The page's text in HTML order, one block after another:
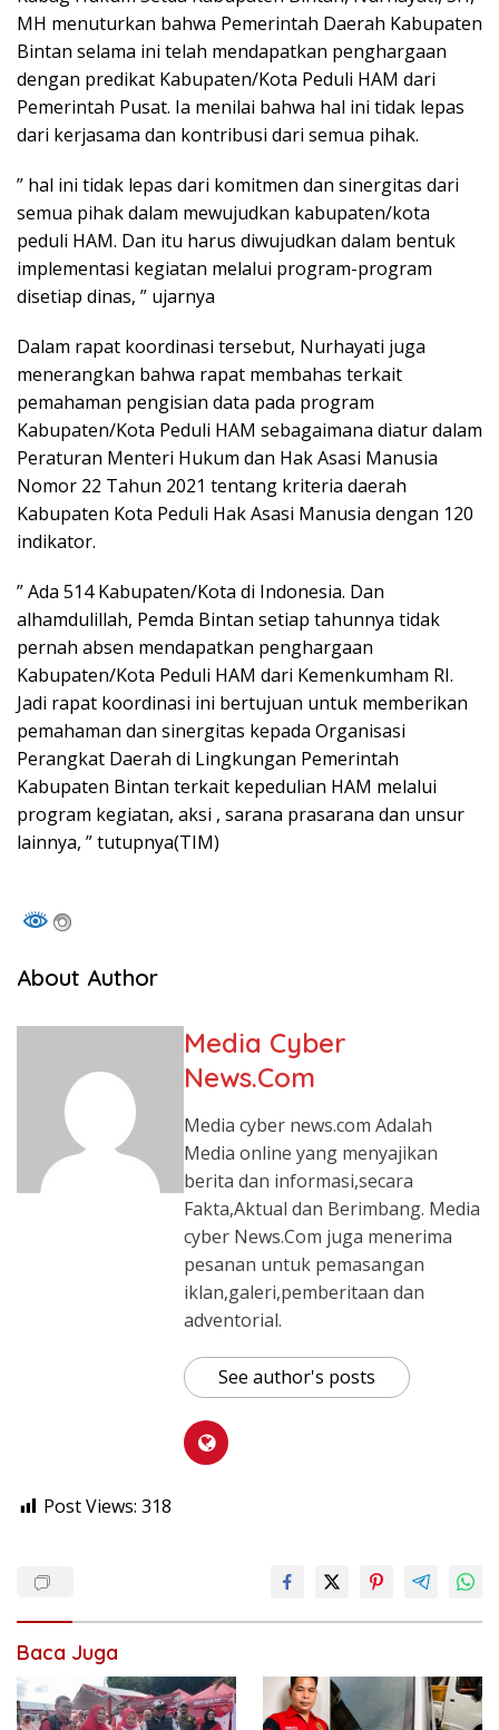
MH menuturkan bahwa Pemerintah Daerah Kabupaten
Bintan selama ini telah mendapatkan penghargaan
dengan predikat Kabupaten/Kota Peduli HAM dari
Pemerintah Pusat. Ia menilai bahwa hal ini tidak lepas
dari kerjasama dan kontribusi dari semua pihak.
” hal ini tidak lepas dari komitmen dan sinergitas dari
semua pihak dalam mewujudkan kabupaten/kota
peduli HAM. Dan itu harus diwujudkan dalam bentuk
implementasi kegiatan melalui program-program
disetiap dinas, ” ujarnya
Dalam rapat koordinasi tersebut, Nurhayati juga
menerangkan bahwa rapat membahas terkait
pemahaman pengisian data pada program
Kabupaten/Kota Peduli HAM sebagaimana diatur dalam
Peraturan Menteri Hukum dan Hak Asasi Manusia
Nomor 22 Tahun 2021 tentang kriteria daerah
Kabupaten Kota Peduli Hak Asasi Manusia dengan 120
indikator.
” Ada 514 Kabupaten/Kota di Indonesia. Dan
alhamdulillah, Pemda Bintan setiap tahunnya tidak
pernah absen mendapatkan penghargaan
Kabupaten/Kota Peduli HAM dari Kemenkumham RI.
Jadi rapat koordinasi ini bertujuan untuk memberikan
pemahaman dan sinergitas kepada Organisasi
Perangkat Daerah di Lingkungan Pemerintah
Kabupaten Bintan terkait kepedulian HAM melalui
program kegiatan, aksi , sarana prasarana dan unsur
lainnya, ” tutupnya(TIM)
About Author
Media Cyber
News.Com
Media cyber news.com Adalah
Media online yang menyajikan
berita dan informasi,secara
Fakta,Aktual dan Berimbang. Media
cyber News.Com juga menerima
pesanan untuk pemasangan
iklan,galeri,pemberitaan dan
adventorial.
See author's posts
Post Views: 318
Baca Juga